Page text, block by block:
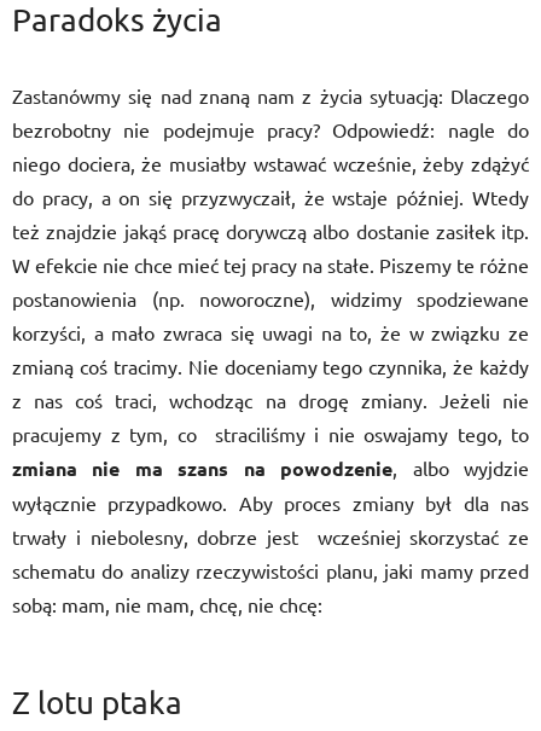
Paradoks życia
Zastanówmy się nad znaną nam z życia sytuacją: Dlaczego
bezrobotny nie podejmuje pracy? Odpowiedź: nagle do
niego dociera, że musiałby wstawać wcześnie, żeby zdążyć
do pracy, a on się przyzwyczaił, że wstaje później. Wtedy
też znajdzie jakąś pracę dorywczą albo dostanie zasiłek itp.
W efekcie nie chce mieć tej pracy na stałe. Piszemy te różne
postanowienia (np. noworoczne), widzimy spodziewane
korzyści, a mało zwraca się uwagi na to, że w związku ze
zmianą coś tracimy. Nie doceniamy tego czynnika, że każdy
z nas coś traci, wchodząc na drogę zmiany. Jeżeli nie
pracujemy z tym, co straciliśmy i nie oswajamy tego, to
zmiana nie ma szans na powodzenie, albo wyjdzie
wyłącznie przypadkowo. Aby proces zmiany był dla nas
trwały i niebolesny, dobrze jest wcześniej skorzystać ze
schematu do analizy rzeczywistości planu, jaki mamy przed
sobą: mam, nie mam, chcę, nie chcę:
Z lotu ptaka